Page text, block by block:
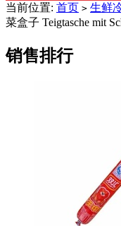
当前位置: 首页 > 生鲜
菜盒子 Teigtasche mit
销售排行